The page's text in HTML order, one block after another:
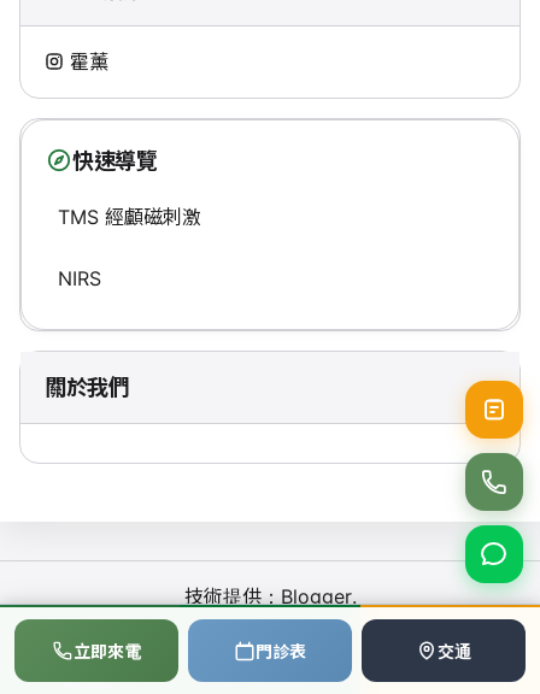
霍薰
快速導覽
TMS 經顱磁刺激
NIRS
關於我們
立即來電 門診表 交通
技術提供： Blogger.
心理諮商補助
📞 💬 📅